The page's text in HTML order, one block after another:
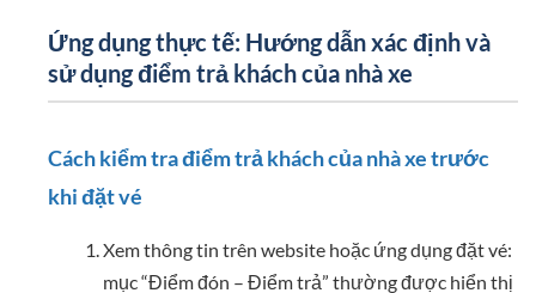
Ứng dụng thực tế: Hướng dẫn xác định và
sử dụng điểm trả khách của nhà xe
Cách kiểm tra điểm trả khách của nhà xe trước
khi đặt vé
Xem thông tin trên website hoặc ứng dụng đặt vé:
mục “Điểm đón – Điểm trả” thường được hiển thị